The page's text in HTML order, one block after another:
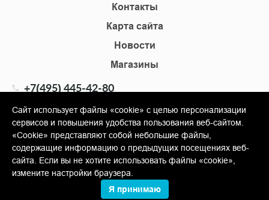
Контакты
Карта сайта
Новости
Магазины
+7(495) 445-42-80
info@shopkm.ru
© Copyright 2013-2026 KERAMA MARAZZI, ООО «Гамма
Керамика»
Сайт использует файлы «cookie» с целью персонализации
сервисов и повышения удобства пользования веб-сайтом.
«Cookie» представляют собой небольшие файлы,
содержащие информацию о предыдущих посещениях веб-
сайта. Если вы не хотите использовать файлы «cookie»,
измените настройки браузера.
Я принимаю